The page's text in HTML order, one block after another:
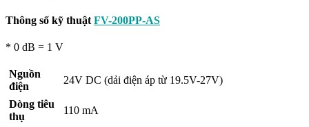
Thông số kỹ thuật FV-200PP-AS
* 0 dB = 1 V
Nguồn
điện
24V DC (dải điện áp từ 19.5V-27V)
Dòng tiêu
thụ
110 mA